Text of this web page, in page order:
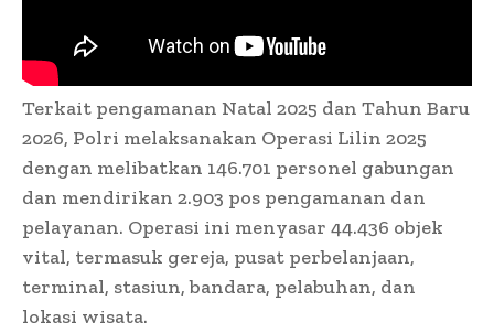
Terkait pengamanan Natal 2025 dan Tahun Baru
2026, Polri melaksanakan Operasi Lilin 2025
dengan melibatkan 146.701 personel gabungan
dan mendirikan 2.903 pos pengamanan dan
pelayanan. Operasi ini menyasar 44.436 objek
vital, termasuk gereja, pusat perbelanjaan,
terminal, stasiun, bandara, pelabuhan, dan
lokasi wisata.